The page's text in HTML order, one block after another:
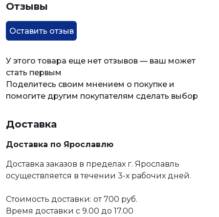
Отзывы
Оставить отзыв
У этого товара еще нет отзывов — ваш может
стать первым
Поделитесь своим мнением о покупке и
помогите другим покупателям сделать выбор
Доставка
Доставка по Ярославлю
Доставка заказов в пределах г. Ярославль
осуществляется в течении 3-х рабочих дней.
Стоимость доставки: от 700 руб.
Время доставки с 9.00 до 17.00